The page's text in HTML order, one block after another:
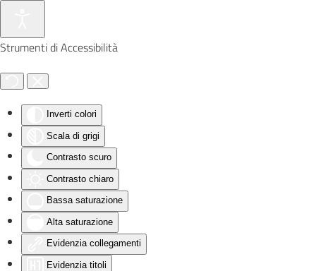
Strumenti di Accessibilità
Inverti colori
Scala di grigi
Contrasto scuro
Contrasto chiaro
Bassa saturazione
Alta saturazione
Evidenzia collegamenti
Evidenzia titoli
Skip to main content